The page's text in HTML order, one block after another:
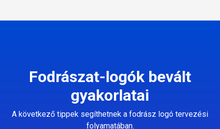
Fodrászat-logók bevált
gyakorlatai
A következő tippek segíthetnek a fodrász logó tervezési
folyamatában.